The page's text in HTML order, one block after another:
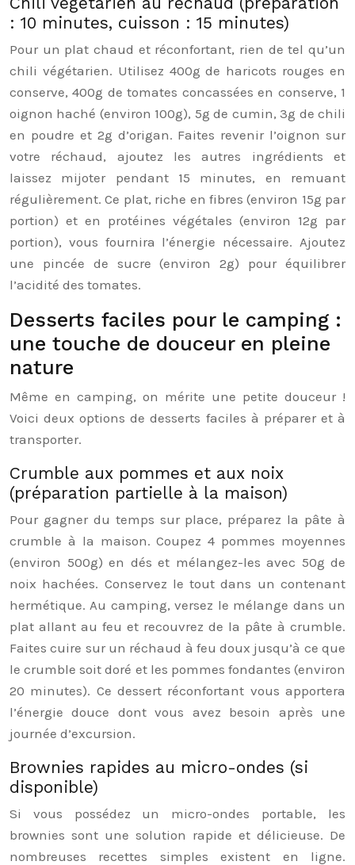
: 10 minutes, cuisson : 15 minutes)
Pour un plat chaud et réconfortant, rien de tel qu’un
chili végétarien. Utilisez 400g de haricots rouges en
conserve, 400g de tomates concassées en conserve, 1
oignon haché (environ 100g), 5g de cumin, 3g de chili
en poudre et 2g d’origan. Faites revenir l’oignon sur
votre réchaud, ajoutez les autres ingrédients et
laissez mijoter pendant 15 minutes, en remuant
régulièrement. Ce plat, riche en fibres (environ 15g par
portion) et en protéines végétales (environ 12g par
portion), vous fournira l’énergie nécessaire. Ajoutez
une pincée de sucre (environ 2g) pour équilibrer
l’acidité des tomates.
Desserts faciles pour le camping :
une touche de douceur en pleine
nature
Même en camping, on mérite une petite douceur !
Voici deux options de desserts faciles à préparer et à
transporter.
Crumble aux pommes et aux noix
(préparation partielle à la maison)
Pour gagner du temps sur place, préparez la pâte à
crumble à la maison. Coupez 4 pommes moyennes
(environ 500g) en dés et mélangez-les avec 50g de
noix hachées. Conservez le tout dans un contenant
hermétique. Au camping, versez le mélange dans un
plat allant au feu et recouvrez de la pâte à crumble.
Faites cuire sur un réchaud à feu doux jusqu’à ce que
le crumble soit doré et les pommes fondantes (environ
20 minutes). Ce dessert réconfortant vous apportera
l’énergie douce dont vous avez besoin après une
journée d’excursion.
Brownies rapides au micro-ondes (si
disponible)
Si vous possédez un micro-ondes portable, les
brownies sont une solution rapide et délicieuse. De
nombreuses recettes simples existent en ligne.